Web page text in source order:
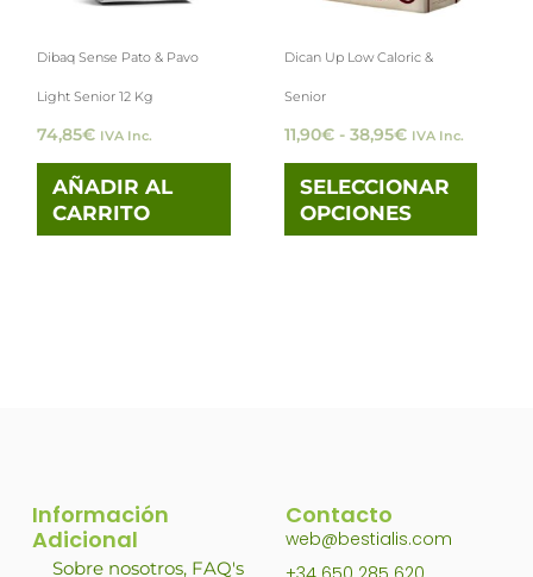
Dibaq Sense Pato & Pavo
Light Senior 12 Kg
74,85€ IVA Inc.
AÑADIR AL
CARRITO
Dican Up Low Caloric &
Senior
11,90€ - 38,95€ IVA Inc.
SELECCIONAR
OPCIONES
Información
Adicional
Sobre nosotros, FAQ's
Contacto
web@bestialis.com